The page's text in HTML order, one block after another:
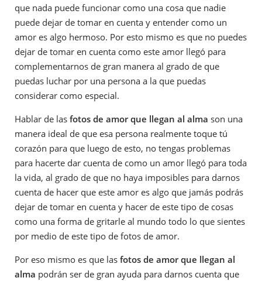
que nada puede funcionar como una cosa que nadie
puede dejar de tomar en cuenta y entender como un
amor es algo hermoso. Por esto mismo es que no puedes
dejar de tomar en cuenta como este amor llegó para
complementarnos de gran manera al grado de que
puedas luchar por una persona a la que puedas
considerar como especial.
Hablar de las fotos de amor que llegan al alma son una
manera ideal de que esa persona realmente toque tú
corazón para que luego de esto, no tengas problemas
para hacerte dar cuenta de como un amor llegó para toda
la vida, al grado de que no haya imposibles para darnos
cuenta de hacer que este amor es algo que jamás podrás
dejar de tomar en cuenta y hacer de este tipo de cosas
como una forma de gritarle al mundo todo lo que sientes
por medio de este tipo de fotos de amor.
Por eso mismo es que las fotos de amor que llegan al
alma podrán ser de gran ayuda para darnos cuenta que